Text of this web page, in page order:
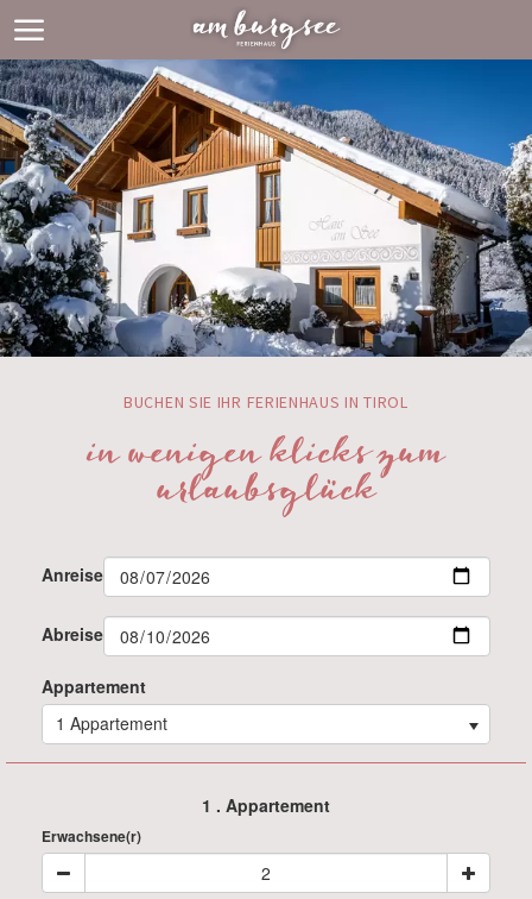
BUCHEN SIE IHR FERIENHAUS IN TIROL
in wenigen klicks zum
urlaubsglück
Anreise
Abreise
Appartement
1 Appartement
1 . Appartement
Erwachsene(r)